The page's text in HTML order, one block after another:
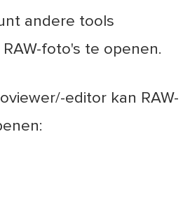
andere tools
foto's te openen.
editor kan RAW-